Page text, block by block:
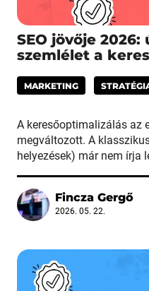
SEO jövője
szemlélet a
MARKETING
A keresőoptimalizálás az
megváltozott. A
helyezések) már nem írja
Fincza Gergő
2026. 05. 22.